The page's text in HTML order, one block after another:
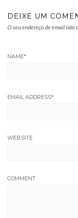
DEIXE UM
O seu endereço de email não
NAME*
EMAIL ADDRESS*
WEBSITE
COMMENT